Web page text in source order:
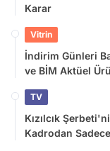
Karar
Vitrin
İndirim Günleri
ve BİM Aktüel
TV
Kızılcık
Kadrodan